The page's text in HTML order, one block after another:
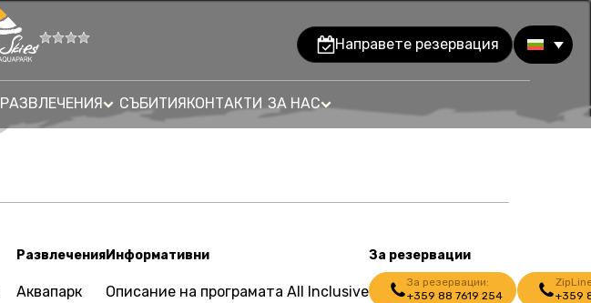
Направете резервация
РАЗВЛЕЧЕНИЯ СЪБИТИЯКОНТАКТИ ЗА НАС
Развлечения
Аквапарк
Информативни
Описание на програмата All Inclusive
За резервации
За резервации:
+359 88 7619 254
+359